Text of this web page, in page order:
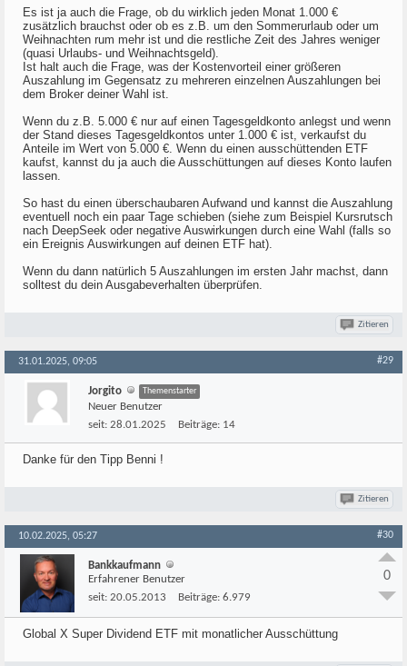
Es ist ja auch die Frage, ob du wirklich jeden Monat 1.000 €
zusätzlich brauchst oder ob es z.B. um den Sommerurlaub oder um
Weihnachten rum mehr ist und die restliche Zeit des Jahres weniger
(quasi Urlaubs- und Weihnachtsgeld).
Ist halt auch die Frage, was der Kostenvorteil einer größeren
Auszahlung im Gegensatz zu mehreren einzelnen Auszahlungen bei
dem Broker deiner Wahl ist.
Wenn du z.B. 5.000 € nur auf einen Tagesgeldkonto anlegst und wenn
der Stand dieses Tagesgeldkontos unter 1.000 € ist, verkaufst du
Anteile im Wert von 5.000 €. Wenn du einen ausschüttenden ETF
kaufst, kannst du ja auch die Ausschüttungen auf dieses Konto laufen
lassen.
So hast du einen überschaubaren Aufwand und kannst die Auszahlung
eventuell noch ein paar Tage schieben (siehe zum Beispiel Kursrutsch
nach DeepSeek oder negative Auswirkungen durch eine Wahl (falls so
ein Ereignis Auswirkungen auf deinen ETF hat).
Wenn du dann natürlich 5 Auszahlungen im ersten Jahr machst, dann
solltest du dein Ausgabeverhalten überprüfen.
Zitieren
31.01.2025, 09:05 #29
Jorgito Themenstarter
Neuer Benutzer
seit: 28.01.2025 Beiträge: 14
Danke für den Tipp Benni !
Zitieren
10.02.2025, 05:27 #30
Bankkaufmann
Erfahrener Benutzer
seit: 20.05.2013 Beiträge: 6.979
0
Global X Super Dividend ETF mit monatlicher Ausschüttung